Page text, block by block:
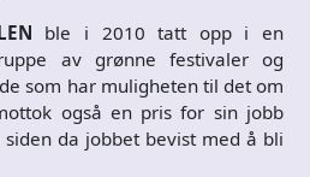
ble i 2010 tatt opp i en
av grønne festivaler og
som har muligheten til det om
også en pris for sin jobb
da jobbet bevist med å bli